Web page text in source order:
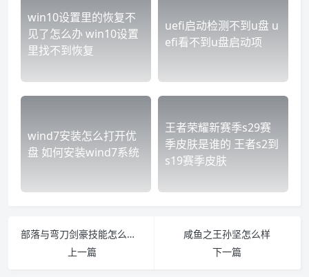
win10设置里的恢复不
见了怎么办 win10设置
里找不到恢复
uefi启动检测不到u盘 u
efi看不到u盘启动项
wind7安装怎么打开优
盘 如何安装wind7系统
王者荣耀新赛季s29赛
季皮肤是谁的 王者s2到
s19赛季皮肤
部落与弯刀剑豪技能怎么加点 部落与弯刀技能怎么用
上一篇
咸鱼之王孙坚怎么样
下一篇